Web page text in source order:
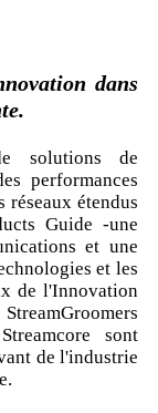
dans
solutions de
performances
étendus
Guide -une
et une
et les
de l'Innovation
sont
de l'industrie